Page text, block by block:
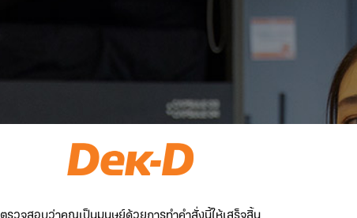
ตรวจสอบว่าคุณเป็นมนุษย์ด้วยการทำคำสั่งนี้ให้เสร็จสิ้น